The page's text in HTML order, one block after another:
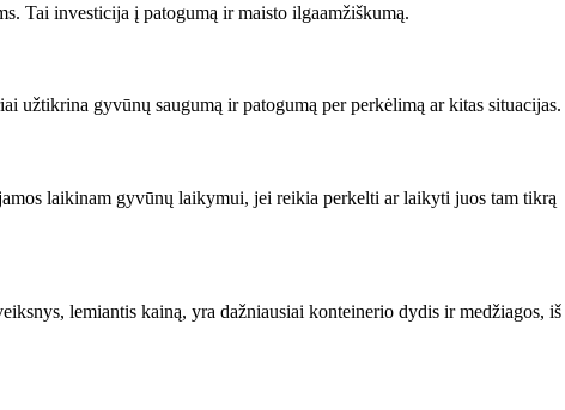
Tai investicija į patogumą ir maisto ilgaamžiškumą.
užtikrina gyvūnų saugumą ir patogumą per perkėlimą ar kitas situacijas.
laikinam gyvūnų laikymui, jei reikia perkelti ar laikyti juos tam tikrą
lemiantis kainą, yra dažniausiai konteinerio dydis ir medžiagos, iš